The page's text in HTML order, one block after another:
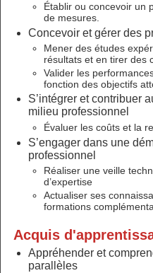
Établir ou concevoir un
de mesures.
Concevoir et gérer des
Mener des études
résultats et en tirer des
Valider les
fonction des objectifs
S’intégrer et contribuer
milieu professionnel
Évaluer les coûts et la
S’engager dans une
professionnel
Réaliser une veille
d’expertise
Actualiser ses
formations
Acquis
Appréhender et
parallèles